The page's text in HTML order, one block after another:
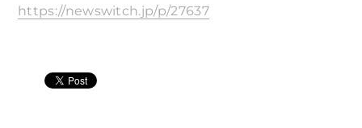
https://newswitch.jp/p/27637